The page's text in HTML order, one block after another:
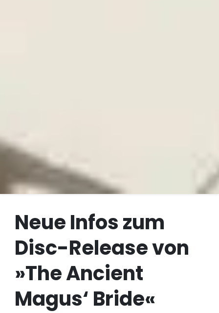
Neue Infos zum
Disc-Release von
»The Ancient
Magus‘ Bride«